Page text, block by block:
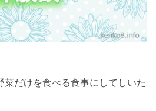
菜だけを食べる食事にしてしいた